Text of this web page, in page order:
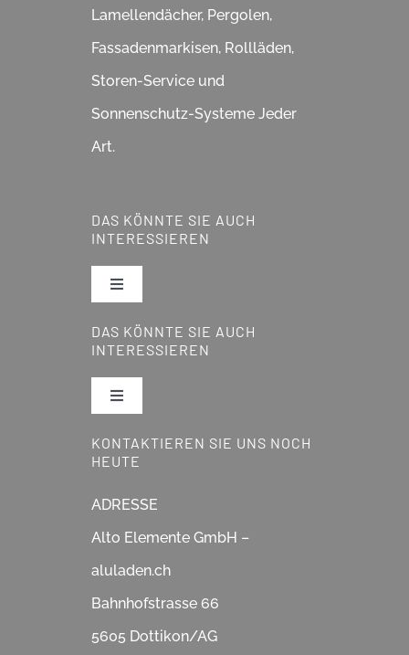
Lamellendächer, Pergolen,
Fassadenmarkisen, Rollläden,
Storen-Service und
Sonnenschutz-Systeme Jeder
Art.
DAS KÖNNTE SIE AUCH
INTERESSIEREN
Toggle
Lamellendächer
Glasdächer
Schiebegläser
Fensterläden
Sonnenstoren & Markisen
DAS KÖNNTE SIE AUCH
INTERESSIEREN
Toggle
Reparatur & Service
Showroom
KONTAKTIEREN SIE UNS NOCH
HEUTE
ADRESSE
Alto Elemente GmbH –
aluladen.ch
Bahnhofstrasse 66
5605 Dottikon/AG